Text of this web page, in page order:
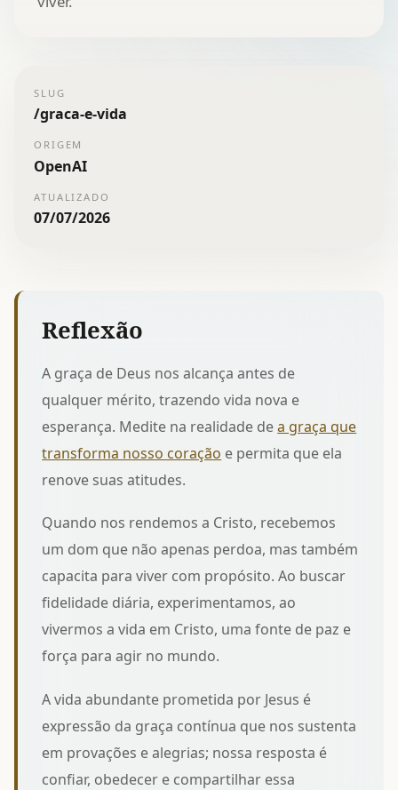
SLUG
/graca-e-vida
ORIGEM
OpenAI
ATUALIZADO
07/07/2026
Reflexão
A graça de Deus nos alcança antes de
qualquer mérito, trazendo vida nova e
esperança. Medite na realidade dea graça que
transforma nosso coração e permita que ela
renove suas atitudes.
Quando nos rendemos a Cristo, recebemos
um dom que não apenas perdoa, mas também
capacita para viver com propósito. Ao buscar
fidelidade diária, experimentamos, ao
vivermos a vida em Cristo, uma fonte de paz e
força para agir no mundo.
A vida abundante prometida por Jesus é
expressão da graça contínua que nos sustenta
em provações e alegrias; nossa resposta é
confiar, obedecer e compartilhar essa